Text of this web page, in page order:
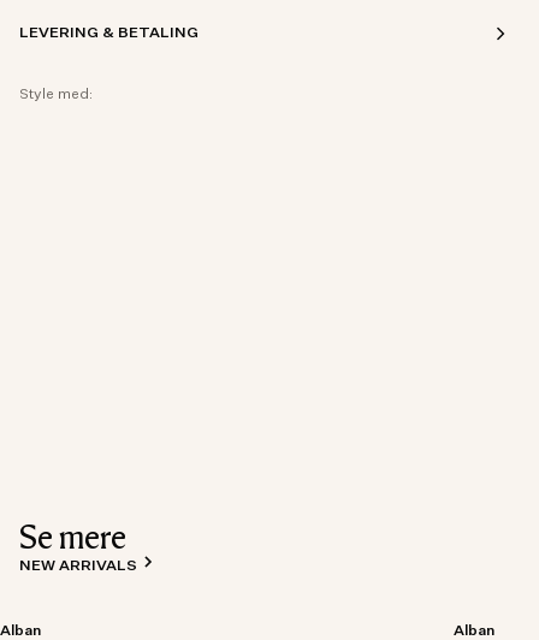
LEVERING & BETALING
Style med:
Se mere
NEW ARRIVALS
Alban
Alban